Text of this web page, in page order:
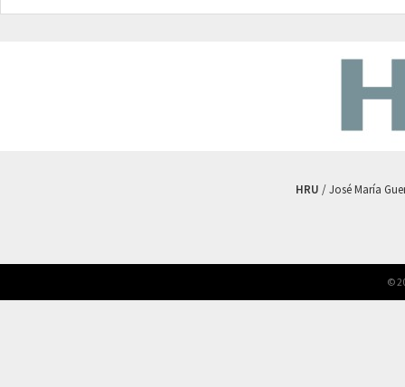
HRU / José María
©